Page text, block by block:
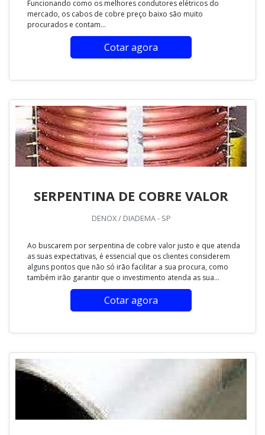
Funcionando como os melhores condutores elétricos do
mercado, os cabos de cobre preço baixo são muito
procurados e contam...
Cotar agora
SERPENTINA DE COBRE VALOR
DENOX / DIADEMA - SP
Ao buscarem por serpentina de cobre valor justo e que atenda
as suas expectativas, é essencial que os clientes considerem
alguns pontos que não só irão facilitar a sua procura, como
também irão garantir que o investimento atenda as sua...
Cotar agora